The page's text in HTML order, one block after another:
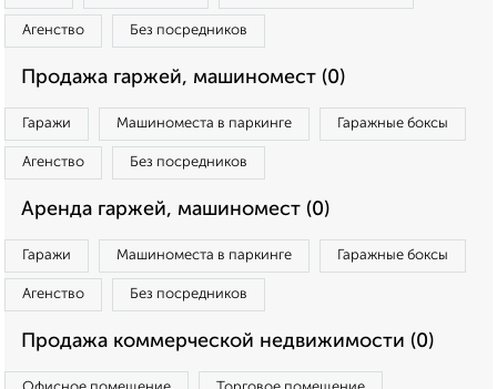
Агенство Без посредников
Продажа гаржей, машиномест (0)
Гаражи Машиноместа в паркинге Гаражные боксы
Агенство Без посредников
Аренда гаржей, машиномест (0)
Гаражи Машиноместа в паркинге Гаражные боксы
Агенство Без посредников
Продажа коммерческой недвижимости (0)